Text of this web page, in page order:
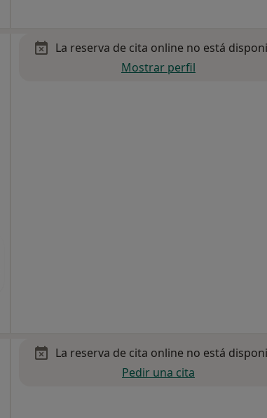
La reserva de cita online no está
Mostrar perfil
La reserva de cita online no está
Pedir una cita